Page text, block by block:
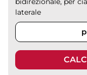
laterale